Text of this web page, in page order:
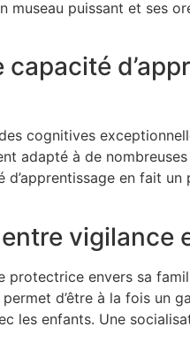
museau puissant et ses
cognitives
adapté à de
en fait
vigilance
protectrice envers sa
d’être à la fois un
les enfants. Une